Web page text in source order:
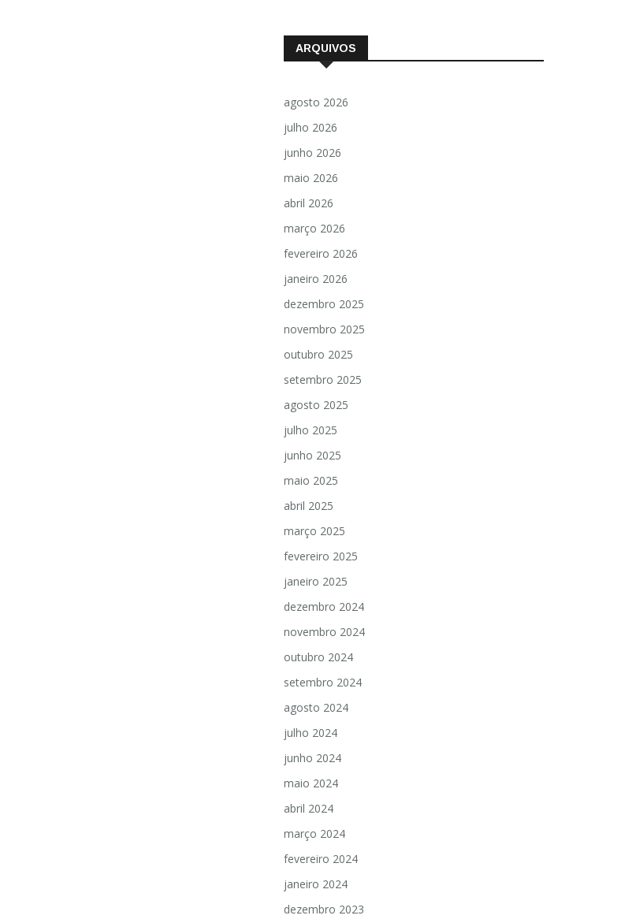
ARQUIVOS
agosto 2026
julho 2026
junho 2026
maio 2026
abril 2026
março 2026
fevereiro 2026
janeiro 2026
dezembro 2025
novembro 2025
outubro 2025
setembro 2025
agosto 2025
julho 2025
junho 2025
maio 2025
abril 2025
março 2025
fevereiro 2025
janeiro 2025
dezembro 2024
novembro 2024
outubro 2024
setembro 2024
agosto 2024
julho 2024
junho 2024
maio 2024
abril 2024
março 2024
fevereiro 2024
janeiro 2024
dezembro 2023